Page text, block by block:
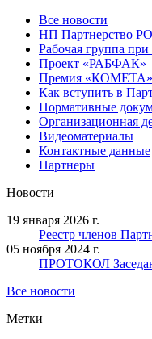
Все новости
НП Партнерство
Рабочая группа
Проект «РАБФАК»
Премия «КОМЕТА»
Как вступить в
Нормативные
Организационная
Видеоматериалы
Контактные данные
Партнеры
Новости
19 января 2026 г.
Реестр членов
05 ноября 2024 г.
ПРОТОКОЛ
Все новости
Метки